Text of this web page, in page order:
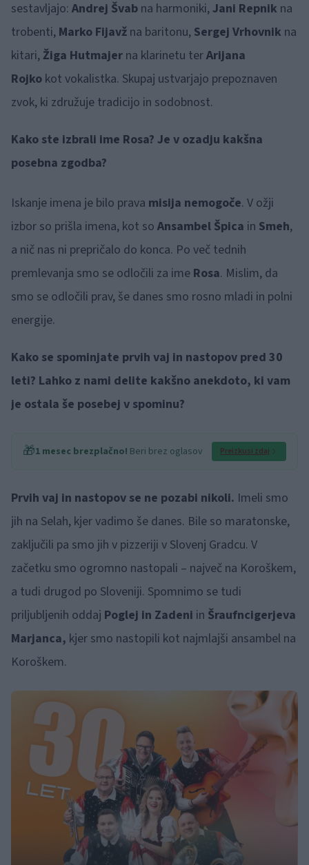
sestavljajo: Andrej Švab na harmoniki, Jani Repnik na
trobenti, Marko Fijavž na baritonu, Sergej Vrhovnik na
kitari, Žiga Hutmajer na klarinetu terArijana
Rojko kot vokalistka. Skupaj ustvarjajo prepoznaven
zvok, ki združuje tradicijo in sodobnost.
Kako ste izbrali ime Rosa? Je v ozadju kakšna
posebna zgodba?
Iskanje imena je bilo prava misija nemogoče. V ožji
izbor so prišla imena, kot so Ansambel Špica in Smeh,
a nič nas ni prepričalo do konca. Po več tednih
premlevanja smo se odločili za ime Rosa. Mislim, da
smo se odločili prav, še danes smo rosno mladi in polni
energije.
Kako se spominjate prvih vaj in nastopov pred 30
leti? Lahko z nami delite kakšno anekdoto, ki vam
je ostala še posebej v spominu?
🎁1 mesec brezplačno! Beri brez oglasov Preizkusi zdaj
Prvih vaj in nastopov se ne pozabi nikoli. Imeli smo
jih na Selah, kjer vadimo še danes. Bile so maratonske,
zaključili pa smo jih v pizzeriji v Slovenj Gradcu. V
začetku smo ogromno nastopali – največ na Koroškem,
a tudi drugod po Sloveniji. Spomnimo se tudi
priljubljenih oddaj Poglej in Zadeni in Šraufncigerjeva
Marjanca, kjer smo nastopili kot najmlajši ansambel na
Koroškem.